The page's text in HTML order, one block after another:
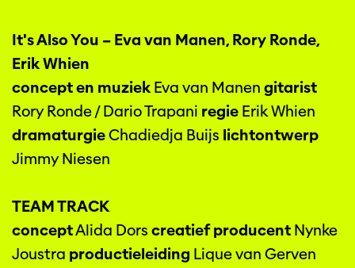
It's Also You – Eva van Manen, Rory Ronde,
Erik Whien
concept en muziekEva van Manen gitarist
Rory Ronde / Dario Trapani regie Erik Whien
dramaturgieChadiedja Buijs lichtontwerp
Jimmy Niesen
TEAM TRACK
conceptAlida Dors creatief producent Nynke
Joustra productieleiding Lique van Gerven